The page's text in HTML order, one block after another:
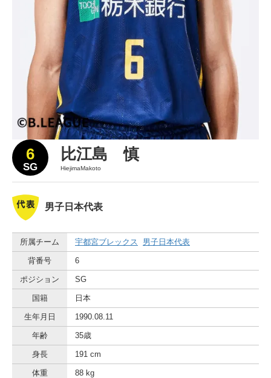
6
SG
比江島 慎
HiejimaMakoto
男子日本代表
所属チーム 宇都宮ブレックス 男子日本代表
背番号 6
ポジション SG
国籍 日本
生年月日 1990.08.11
年齢 35歳
身長 191 cm
体重 88 kg